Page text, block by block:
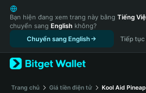
English
日本語
Tiếng Việt
Русский
Español (Latinoamérica)
Türkçe
Français
Bạn hiện đang xem trang này bằng Tiếng
chuyển sang English không?
Chuyển sang English
Tiếp tục
‌Trang chủ Giá tiền điện tử Kool Aid